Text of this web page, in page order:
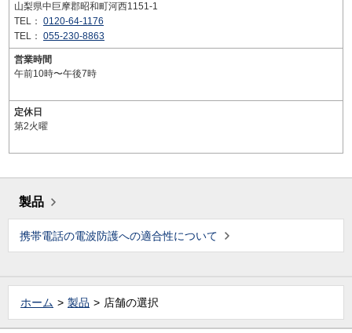
山梨県中巨摩郡昭和町河西1151-1
TEL： 0120-64-1176
TEL： 055-230-8863
営業時間
午前10時〜午後7時
定休日
第2火曜
製品
携帯電話の電波防護への適合性について
ホーム 製品 店舗の選択